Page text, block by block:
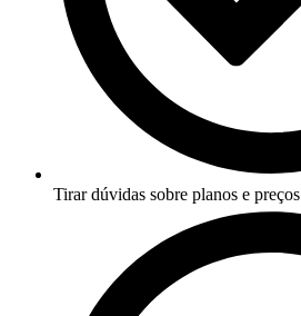
Tirar dúvidas sobre planos e preços